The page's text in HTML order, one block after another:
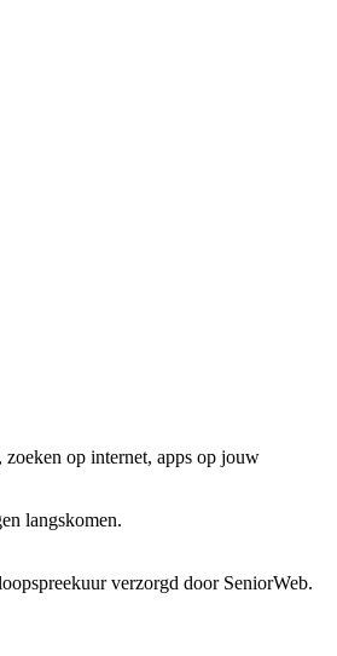
op internet, apps op jouw
langskomen.
verzorgd door SeniorWeb.